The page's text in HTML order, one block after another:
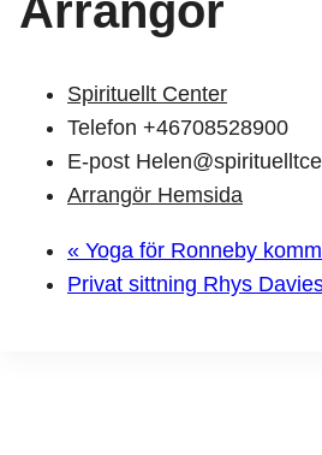
Arrangör
Spirituellt Center
Telefon +46708528900
E-post
Arrangör Hemsida
« Yoga för Ronneby
Privat sittning Rhys